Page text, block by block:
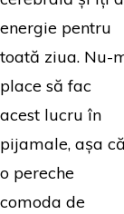
energie pentru
toată ziua. Nu-
place să fac
acest lucru în
pijamale, așa că
o pereche
comoda de